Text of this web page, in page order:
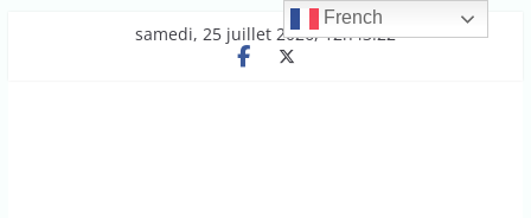
samedi, 25 juillet 2026, 12h43:22
French